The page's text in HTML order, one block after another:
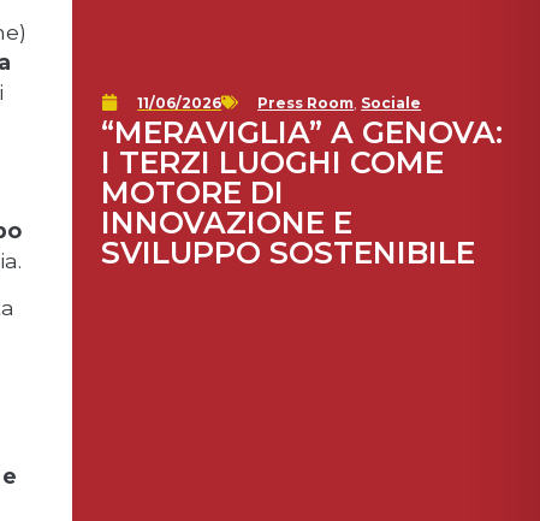
11/06/2026 Press Room Sociale
“MERAVIGLIA” A GENOVA:
I TERZI LUOGHI COME
MOTORE DI
INNOVAZIONE E
SVILUPPO SOSTENIBILE